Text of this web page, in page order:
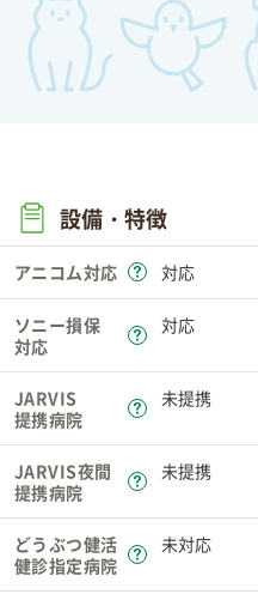
設備・特徴
アニコム対応 対応
ソニー損保
対応
対応
JARVIS
提携病院
未提携
JARVIS夜間
提携病院
未提携
どうぶつ健活
健診指定病院
未対応